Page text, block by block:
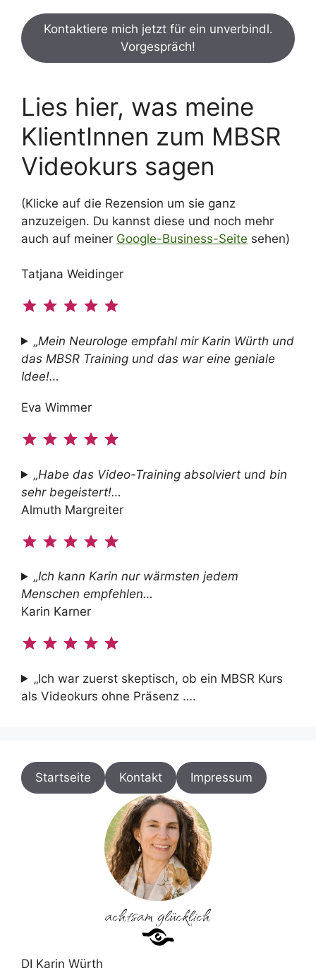
Kontaktiere mich jetzt für ein unverbindl.
Vorgespräch!
Lies hier, was meine
KlientInnen zum MBSR
Videokurs sagen
(Klicke auf die Rezension um sie ganz
anzuzeigen. Du kannst diese und noch mehr
auch auf meiner Google-Business-Seite sehen)
Tatjana Weidinger
„Mein Neurologe empfahl mir Karin Würth und
das MBSR Training und das war eine geniale
Idee!…
Eva Wimmer
„Habe das Video-Training absolviert und bin
sehr begeistert!…
Almuth Margreiter
„Ich kann Karin nur wärmsten jedem
Menschen empfehlen…
Karin Karner
„Ich war zuerst skeptisch, ob ein MBSR Kurs
als Videokurs ohne Präsenz ….
Startseite Kontakt Impressum
DI Karin Würth